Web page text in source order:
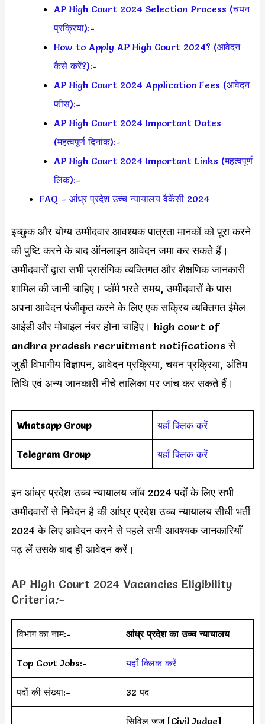
AP High Court 2024 Selection Process (चयन
प्रक्रिया):-
How to Apply AP High Court 2024? (आवेदन
कैसे करें?):-
AP High Court 2024 Application Fees (आवेदन
फीस):-
AP High Court 2024 Important Dates
(महत्वपूर्ण दिनांक):-
AP High Court 2024 Important Links (महत्वपूर्ण
लिंक):–
FAQ – आंध्र प्रदेश उच्च न्यायालय वैकेंसी 2024
इच्छुक और योग्य उम्मीदवार आवश्यक पात्रता मानकों को पूरा करने
की पुष्टि करने के बाद ऑनलाइन आवेदन जमा कर सकते हैं।
उम्मीदवारों द्वारा सभी प्रासंगिक व्यक्तिगत और शैक्षणिक जानकारी
शामिल की जानी चाहिए। फॉर्म भरते समय, उम्मीदवारों के पास
अपना आवेदन पंजीकृत करने के लिए एक सक्रिय व्यक्तिगत ईमेल
आईडी और मोबाइल नंबर होना चाहिए। high court of
andhra pradesh recruitment notifications से
जुड़ी विभागीय विज्ञापन, आवेदन प्रक्रिया, चयन प्रक्रिया, अंतिम
तिथि एवं अन्य जानकारी नीचे तालिका पर जांच कर सकते हैं।
Whatsapp Group यहाँ क्लिक करें
Telegram Group यहाँ क्लिक करें
इन आंध्र प्रदेश उच्च न्यायालय जॉब 2024 पदों के लिए सभी
उम्मीदवारों से निवेदन है की आंध्र प्रदेश उच्च न्यायालय सीधी भर्ती
2024 के लिए आवेदन करने से पहले सभी आवश्यक जानकारियाँ
पढ़ लें उसके बाद ही आवेदन करें।
AP High Court 2024 Vacancies Eligibility
Criteria:-
विभाग का नाम:- आंध्र प्रदेश का उच्च न्यायालय
Top Govt Jobs:- यहाँ क्लिक करें
पदों की संख्या:- 32 पद
सिविल जज [Civil Judge]